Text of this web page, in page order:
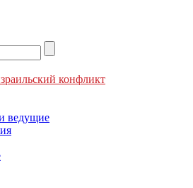
конфликт
ведущие